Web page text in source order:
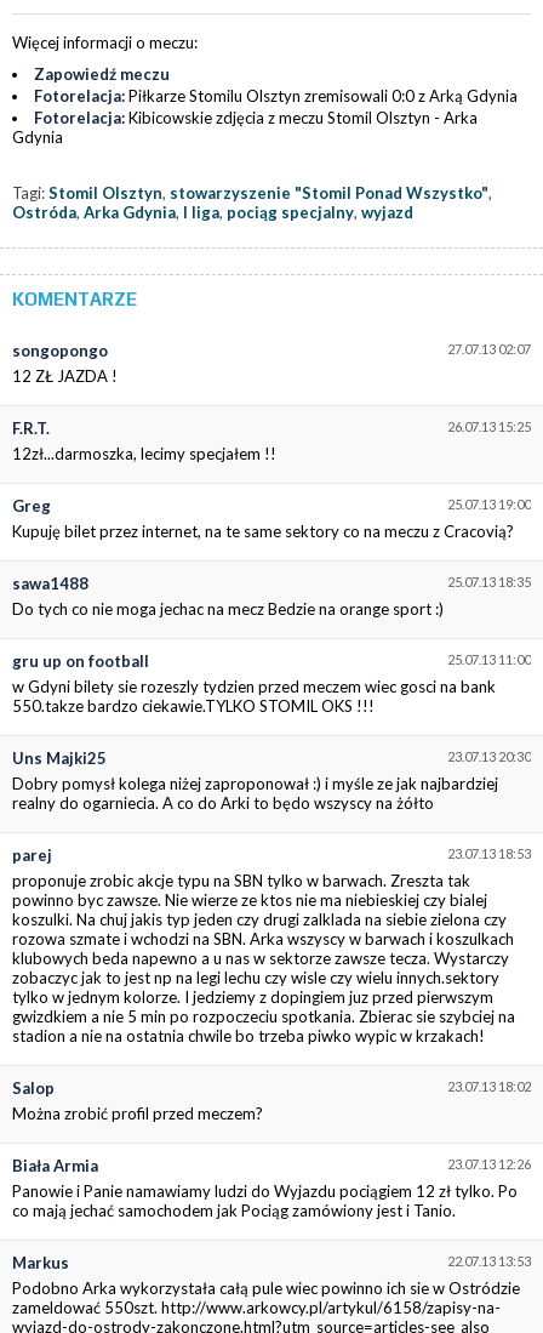
Więcej informacji o meczu:
Zapowiedź meczu
Fotorelacja:Piłkarze Stomilu Olsztyn zremisowali 0:0 z Arką Gdynia
Fotorelacja:Kibicowskie zdjęcia z meczu Stomil Olsztyn - Arka
Gdynia
Tagi:Stomil Olsztyn, stowarzyszenie "Stomil Ponad Wszystko",
Ostróda, Arka Gdynia, I liga, pociąg specjalny, wyjazd
KOMENTARZE
27.07.13 02:07
songopongo
12 ZŁ JAZDA !
26.07.13 15:25
F.R.T.
12zł...darmoszka, lecimy specjałem !!
25.07.13 19:00
Greg
Kupuję bilet przez internet, na te same sektory co na meczu z Cracovią?
25.07.13 18:35
sawa1488
Do tych co nie moga jechac na mecz Bedzie na orange sport :)
25.07.13 11:00
gru up on football
w Gdyni bilety sie rozeszly tydzien przed meczem wiec gosci na bank
550.takze bardzo ciekawie.TYLKO STOMIL OKS !!!
23.07.13 20:30
Uns Majki25
Dobry pomysł kolega niżej zaproponował :) i myśle ze jak najbardziej
realny do ogarniecia. A co do Arki to będo wszyscy na żółto
23.07.13 18:53
parej
proponuje zrobic akcje typu na SBN tylko w barwach. Zreszta tak
powinno byc zawsze. Nie wierze ze ktos nie ma niebieskiej czy bialej
koszulki. Na chuj jakis typ jeden czy drugi zalklada na siebie zielona czy
rozowa szmate i wchodzi na SBN. Arka wszyscy w barwach i koszulkach
klubowych beda napewno a u nas w sektorze zawsze tecza. Wystarczy
zobaczyc jak to jest np na legi lechu czy wisle czy wielu innych.sektory
tylko w jednym kolorze. I jedziemy z dopingiem juz przed pierwszym
gwizdkiem a nie 5 min po rozpoczeciu spotkania. Zbierac sie szybciej na
stadion a nie na ostatnia chwile bo trzeba piwko wypic w krzakach!
23.07.13 18:02
Salop
Można zrobić profil przed meczem?
23.07.13 12:26
Biała Armia
Panowie i Panie namawiamy ludzi do Wyjazdu pociągiem 12 zł tylko. Po
co mają jechać samochodem jak Pociąg zamówiony jest i Tanio.
22.07.13 13:53
Markus
Podobno Arka wykorzystała całą pule wiec powinno ich sie w Ostródzie
zameldować 550szt. http://www.arkowcy.pl/artykul/6158/zapisy-na-
wyjazd-do-ostrody-zakonczone.html?utm_source=articles-see_also